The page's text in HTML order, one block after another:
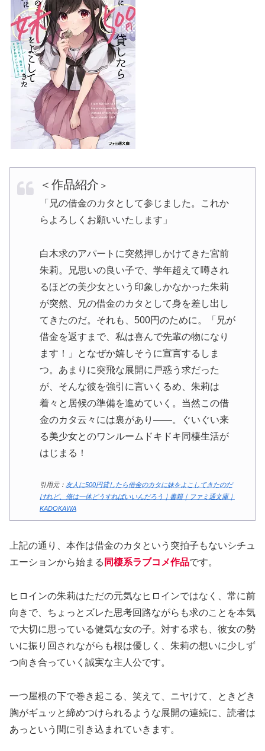
＜作品紹介 ＞
「兄の借金のカタとして参じました。これか
らよろしくお願いいたします」
白木求のアパートに突然押しかけてきた宮前
朱莉。兄思いの良い子で、学年超えて噂され
るほどの美少女という印象しかなかった朱莉
が突然、兄の借金のカタとして身を差し出し
てきたのだ。それも、500円のために。「兄が
借金を返すまで、私は喜んで先輩の物になり
ます！」となぜか嬉しそうに宣言するしま
つ。あまりに突飛な展開に戸惑う求だった
が、そんな彼を強引に言いくるめ、朱莉は
着々と居候の準備を進めていく。当然この借
金のカタ云々には裏があり――。ぐいぐい来
る美少女とのワンルームドキドキ同棲生活が
はじまる！
引用元： 友人に500円貸したら借金のカタに妹をよこしてきたのだ
けれど、俺は一体どうすればいいんだろう｜書籍｜ファミ通文庫｜
KADOKAWA
上記の通り、本作は借金のカタという突拍子もないシチュ
エーションから始まる 同棲系ラブコメ作品です。
ヒロインの朱莉はただの元気なヒロインではなく、常に前
向きで、ちょっとズレた思考回路ながらも求のことを本気
で大切に思っている健気な女の子。対する求も、彼女の勢
いに振り回されながらも根は優しく、朱莉の想いに少しず
つ向き合っていく誠実な主人公です。
一つ屋根の下で巻き起こる、笑えて、ニヤけて、ときどき
胸がギュッと締めつけられるような展開の連続に、読者は
あっという間に引き込まれていきます。